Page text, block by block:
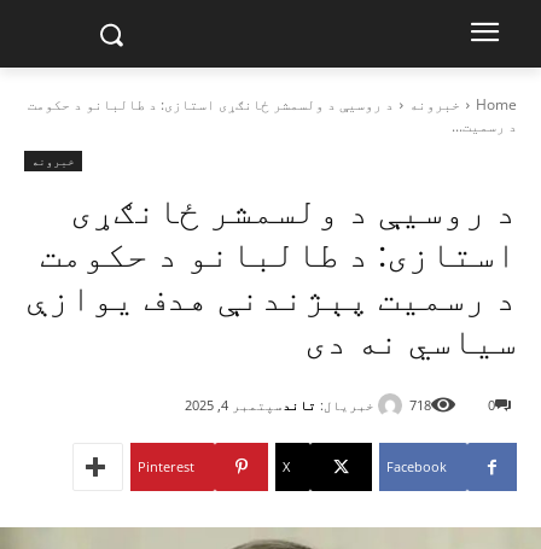
Home خبرونه
د روسیې د ولسمشر ځانګړی استازی: د طالبانو د حکومت
د رسمیت...
خبرونه
د روسیې د ولسمشر ځانګړی
استازی: د طالبانو د حکومت
د رسمیت پېژندنې هدف یوازې
سیاسي نه دی
خبریال: تاند سپتمبر 4, 2025 0
718
Facebook
X
Pinterest